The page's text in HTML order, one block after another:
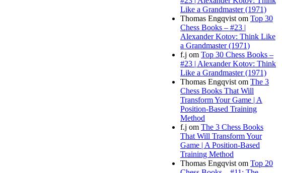
Like a Grandmaster (1971)
Thomas Engqvist om Top 30
Chess Books – #23 |
Alexander Kotov: Think Like
a Grandmaster (1971)
f.j om Top 30 Chess Books –
#23 | Alexander Kotov: Think
Like a Grandmaster (1971)
Thomas Engqvist om The 3
Chess Books That Will
Transform Your Game | A
Position-Based Training
Method
f.j om The 3 Chess Books
That Will Transform Your
Game | A Position-Based
Training Method
Thomas Engqvist om Top 20